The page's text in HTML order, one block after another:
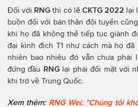
Đối với RNGthì có lẽ CKTG 2022 lại
buồn đối với bản thân đội tuyển
khi họ đã không thể tiếp tục giành
đại kình địch T1 như cách mà họ đã
nhiên bao nhiêu đó vẫn chưa phải
đứng đầu RNG lại phải đối mặt với
khi trở về Trung Quốc.
Xem thêm: RNG Wei: "Chúng tôi